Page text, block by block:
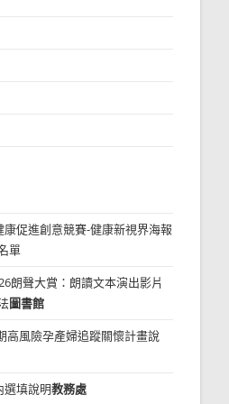
康促進創意競賽-健康新視界海報
單
朗聲大賞：朗讀文本演出影片
圖書館
高風險孕產婦追蹤關懷計畫說
選填說明教務處